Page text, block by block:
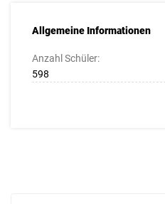
Allgemeine Informationen
Anzahl Schüler:
598